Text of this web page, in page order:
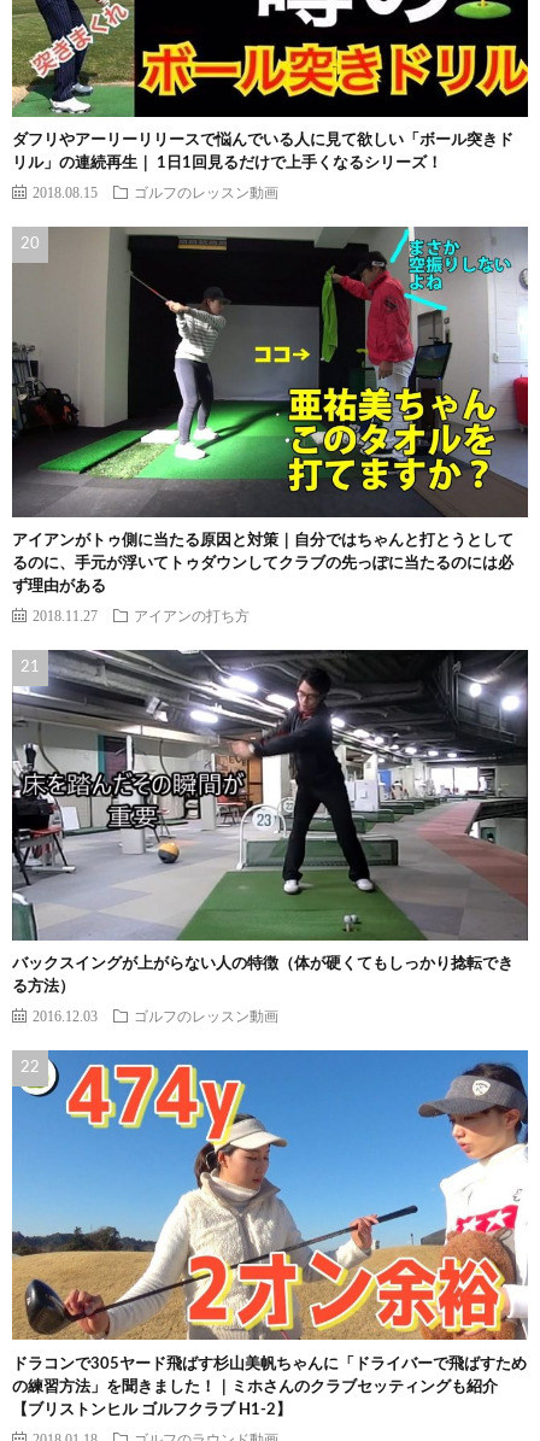
ダフリやアーリーリリースで悩んでいる人に見て欲しい「ボール突きド
リル」の連続再生｜ 1日1回見るだけで上手くなるシリーズ！
2018.08.15 ゴルフのレッスン動画
アイアンがトゥ側に当たる原因と対策｜自分ではちゃんと打とうとして
るのに、手元が浮いてトゥダウンしてクラブの先っぽに当たるのには必
ず理由がある
2018.11.27 アイアンの打ち方
バックスイングが上がらない人の特徴（体が硬くてもしっかり捻転でき
る方法）
2016.12.03 ゴルフのレッスン動画
ドラコンで305ヤード飛ばす杉山美帆ちゃんに「ドライバーで飛ばすため
の練習方法」を聞きました！｜ミホさんのクラブセッティングも紹介
【ブリストンヒル ゴルフクラブ H1-2】